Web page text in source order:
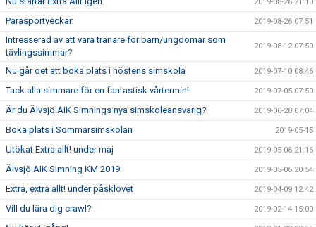
2019-08-26 21:10
Parasportveckan 2019-08-26 07:51
Intresserad av att vara tränare för barn/ungdomar som
tävlingssimmar?
2019-08-12 07:50
Nu går det att boka plats i höstens simskola 2019-07-10 08:46
Tack alla simmare för en fantastisk vårtermin! 2019-07-05 07:50
Är du Älvsjö AIK Simnings nya simskoleansvarig? 2019-06-28 07:04
Boka plats i Sommarsimskolan 2019-05-15
Utökat Extra allt! under maj 2019-05-06 21:16
Älvsjö AIK Simning KM 2019 2019-05-06 20:54
Extra, extra allt! under påsklovet 2019-04-09 12:42
Vill du lära dig crawl? 2019-02-14 15:00